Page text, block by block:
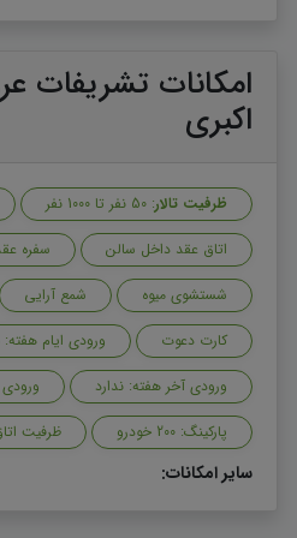
امکانات تشریفات
اکبری
ظرفیت تالار: 50 نفر تا 1000 نفر
اتاق عقد داخل سالن
سفره
شستشوی میوه
شمع آرایی
کارت دعوت
ورودی ایام هفته:
ورودی آخر هفته: ندارد
ورودی
پارکینگ: 200 خودرو
ظرفیت
سایر امکانات: